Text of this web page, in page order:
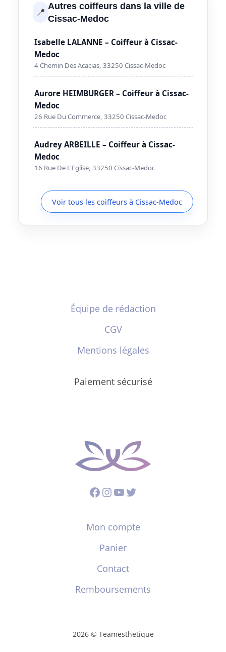
📍 Autres coiffeurs dans la ville de
Cissac-Medoc
Isabelle LALANNE – Coiffeur à Cissac-
Medoc
4 Chemin Des Acacias, 33250 Cissac-Medoc
Aurore HEIMBURGER – Coiffeur à Cissac-
Medoc
26 Rue Du Commerce, 33250 Cissac-Medoc
Audrey ARBEILLE – Coiffeur à Cissac-
Medoc
16 Rue De L'Eglise, 33250 Cissac-Medoc
Voir tous les coiffeurs à Cissac-Medoc
Équipe de rédaction
CGV
Mentions légales
Paiement sécurisé
Facebook
Instagram
YouTube
Twitter
Mon compte
Panier
Contact
Remboursements
2026 © Teamesthetique